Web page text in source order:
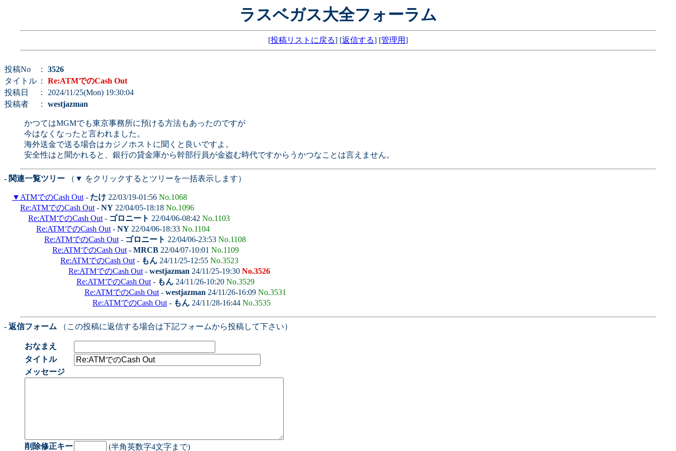
ラスベガス大全フォーラム
[投稿リストに戻る] [返信する] [管理用]
投稿No ： 3526
タイトル ： Re:ATMでのCash Out
投稿日
： 2024/11/25(Mon) 19:30:04
投稿者
： westjazman
かつてはMGMでも東京事務所に預ける方法もあったのですが
今はなくなったと言われました。
海外送金で送る場合はカジノホストに聞くと良いですよ。
安全性はと聞かれると、銀行の貸金庫から幹部行員が金盗む時代ですからうかつなことは言えません。
- 関連一覧ツリー （▼ をクリックするとツリーを一括表示します）
▼ ATMでのCash Out - たけ 22/03/19-01:56 No.1068
Re:ATMでのCash Out - NY 22/04/05-18:18 No.1096
Re:ATMでのCash Out - ゴロニート 22/04/06-08:42 No.1103
Re:ATMでのCash Out - NY 22/04/06-18:33 No.1104
Re:ATMでのCash Out - ゴロニート 22/04/06-23:53 No.1108
Re:ATMでのCash Out - MRCB 22/04/07-10:01 No.1109
Re:ATMでのCash Out - もん 24/11/25-12:55 No.3523
Re:ATMでのCash Out - westjazman 24/11/25-19:30 No.3526
Re:ATMでのCash Out - もん 24/11/26-10:20 No.3529
Re:ATMでのCash Out - westjazman 24/11/26-16:09 No.3531
Re:ATMでのCash Out - もん 24/11/28-16:44 No.3535
- 返信フォーム （この投稿に返信する場合は下記フォームから投稿して下さい）
おなまえ
タイトル
メッセージ
削除修正キー (半角英数字4文字まで)